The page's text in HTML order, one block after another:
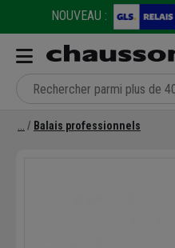
NOUVEAU :
Balais professionnels